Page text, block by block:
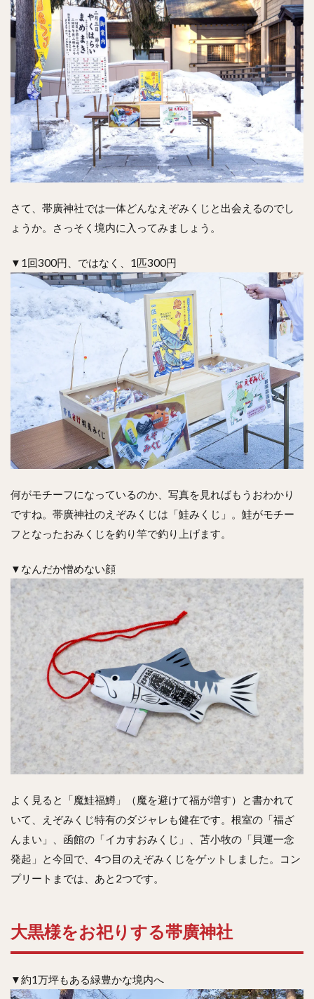
さて、帯廣神社では一体どんなえぞみくじと出会えるのでし
ょうか。さっそく境内に入ってみましょう。
▼1回300円、ではなく、1匹300円
何がモチーフになっているのか、写真を見ればもうおわかり
ですね。帯廣神社のえぞみくじは「鮭みくじ」。鮭がモチー
フとなったおみくじを釣り竿で釣り上げます。
▼なんだか憎めない顔
よく見ると「魔鮭福鱒」（魔を避けて福が増す）と書かれて
いて、えぞみくじ特有のダジャレも健在です。根室の「福ざ
んまい」、函館の「イカすおみくじ」、苫小牧の「貝運一念
発起」と今回で、4つ目のえぞみくじをゲットしました。コン
プリートまでは、あと2つです。
大黒様をお祀りする帯廣神社
▼約1万坪もある緑豊かな境内へ